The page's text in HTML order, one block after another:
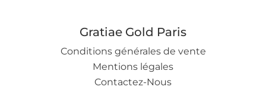
Gratiae Gold Paris
Conditions générales de vente
Mentions légales
Contactez-Nous